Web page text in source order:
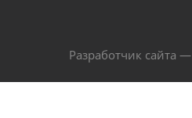
Разработчик сайта —